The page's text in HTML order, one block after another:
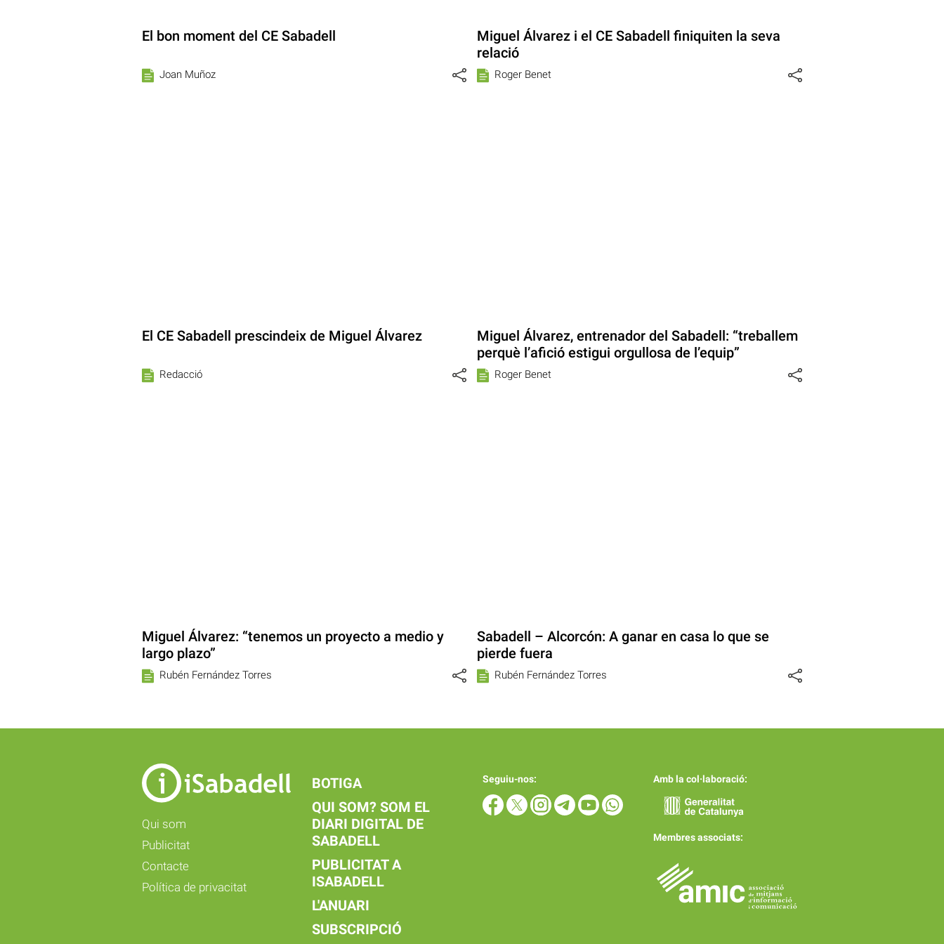
El bon moment del CE Sabadell
Joan Muñoz
Miguel Álvarez i el CE Sabadell finiquiten la seva
relació
Roger Benet
El CE Sabadell prescindeix de Miguel Álvarez
Redacció
Miguel Álvarez, entrenador del Sabadell: “treballem
perquè l’afició estigui orgullosa de l’equip”
Roger Benet
Miguel Álvarez: “tenemos un proyecto a medio y
largo plazo”
Rubén Fernández Torres
Sabadell – Alcorcón: A ganar en casa lo que se
pierde fuera
Rubén Fernández Torres
Qui som
Publicitat
Contacte
Política de privacitat
BOTIGA
QUI SOM? SOM EL
DIARI DIGITAL DE
SABADELL
PUBLICITAT A
ISABADELL
L'ANUARI
SUBSCRIPCIÓ
Seguiu-nos: Amb la col·laboració:
Membres associats: